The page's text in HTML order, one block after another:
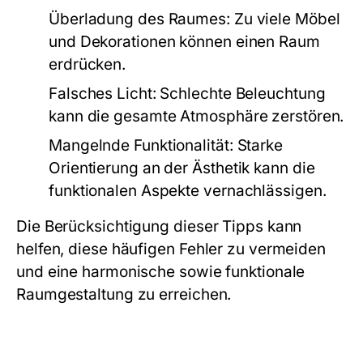
Überladung des Raumes: Zu viele Möbel
und Dekorationen können einen Raum
erdrücken.
Falsches Licht: Schlechte Beleuchtung
kann die gesamte Atmosphäre zerstören.
Mangelnde Funktionalität: Starke
Orientierung an der Ästhetik kann die
funktionalen Aspekte vernachlässigen.
Die Berücksichtigung dieser Tipps kann
helfen, diese häufigen Fehler zu vermeiden
und eine harmonische sowie funktionale
Raumgestaltung zu erreichen.